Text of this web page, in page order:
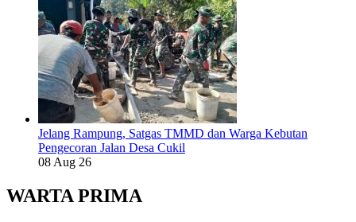
Jelang Rampung, Satgas TMMD dan Warga Kebutan
Pengecoran Jalan Desa Cukil
08 Aug 26
WARTA PRIMA